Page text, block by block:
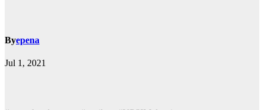
Byepena
Jul 1, 2021